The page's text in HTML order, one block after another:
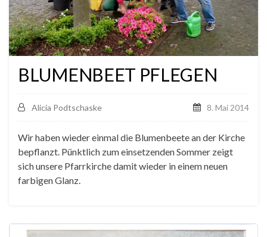
BLUMENBEET PFLEGEN
Alicia Podtschaske 8. Mai 2014
Wir haben wieder einmal die Blumenbeete an der Kirche
bepflanzt. Pünktlich zum einsetzenden Sommer zeigt
sich unsere Pfarrkirche damit wieder in einem neuen
farbigen Glanz.